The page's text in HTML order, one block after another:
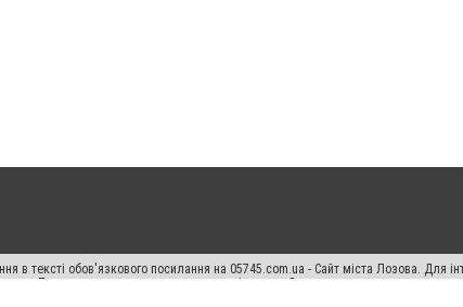
в тексті обов'язкового посилання на 05745.com.ua - Сайт міста Лозова. Для
Порушення виняткових прав переслідується Законом.